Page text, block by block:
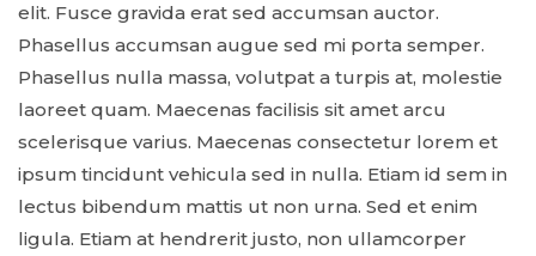
elit. Fusce gravida erat sed accumsan auctor.
Phasellus accumsan augue sed mi porta semper.
Phasellus nulla massa, volutpat a turpis at, molestie
laoreet quam. Maecenas facilisis sit amet arcu
scelerisque varius. Maecenas consectetur lorem et
ipsum tincidunt vehicula sed in nulla. Etiam id sem in
lectus bibendum mattis ut non urna. Sed et enim
ligula. Etiam at hendrerit justo, non ullamcorper